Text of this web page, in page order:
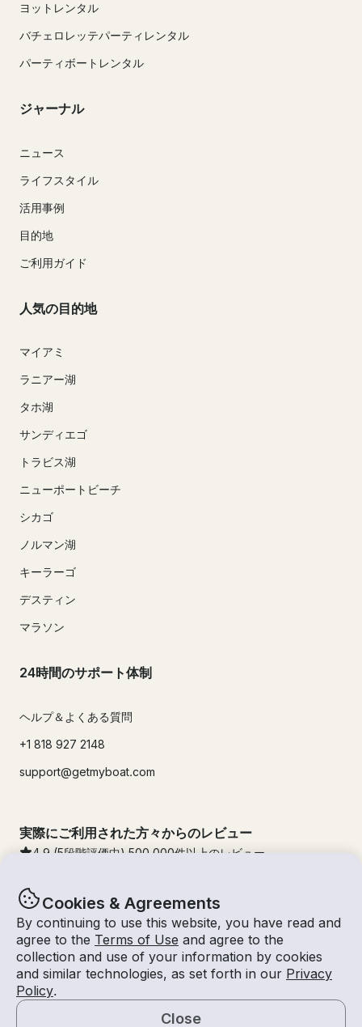
Cookies & Agreements
By continuing to use this website, you have read and
agree to the Terms of Use and agree to the
collection and use of your information by cookies
and similar technologies, as set forth in our Privacy
Policy.
Close
ヨットレンタル
バチェロレッテパーティレンタル
パーティボートレンタル
ジャーナル
ニュース
ライフスタイル
活用事例
目的地
ご利用ガイド
人気の目的地
マイアミ
ラニアー湖
タホ湖
サンディエゴ
トラビス湖
ニューポートビーチ
シカゴ
ノルマン湖
キーラーゴ
デスティン
マラソン
24時間のサポート体制
ヘルプ＆よくある質問
+1 818 927 2148
support@getmyboat.com
実際にご利用された方々からのレビュー
4.9 (5段階評価中) 500,000件以上のレビュー